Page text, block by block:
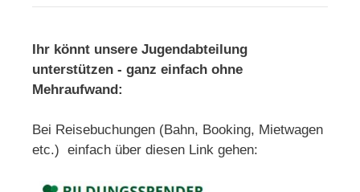
Ihr könnt unsere Jugendabteilung
unterstützen - ganz einfach ohne
Mehraufwand:
Bei Reisebuchungen (Bahn, Booking, Mietwagen
etc.) einfach über diesen Link gehen: